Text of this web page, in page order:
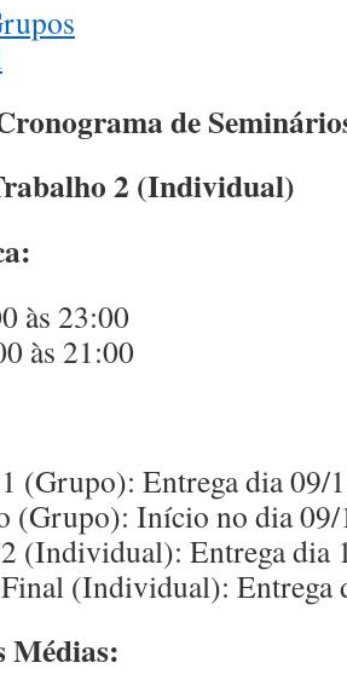
de
2 (Individual)
às 23:00
às 21:00
(Grupo): Entrega dia 09/
(Grupo): Início no dia
(Individual): Entrega dia
(Individual): Entrega
Médias: